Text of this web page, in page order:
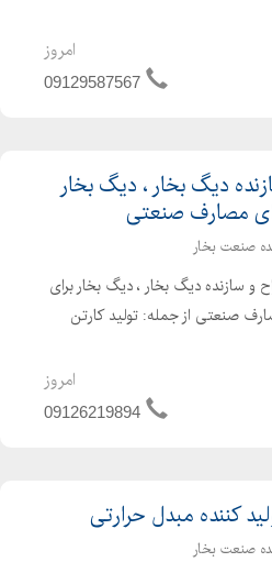
برای تولید قیر برج هوادهی برج
پالایشگاه برای جداسازی
امروز
09129587567
دیگ بخار ، دیگ بخار
مصارف صنعتی
صنعت بخار
و سازنده دیگ بخار ، دیگ بخار برای
صنعتی از جمله: تولید کارتن
فروش همراه با گارانتی پرداخت
امروز
09126219894
کننده مبدل حرارتی
صنعت بخار